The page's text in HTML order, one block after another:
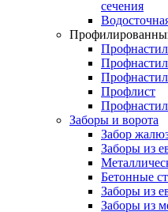
сечения
Профнастил
Профнастил
Профлист
Заборы и ворота
Забор
Заборы из
Бетонные
Заборы из
Заборы из